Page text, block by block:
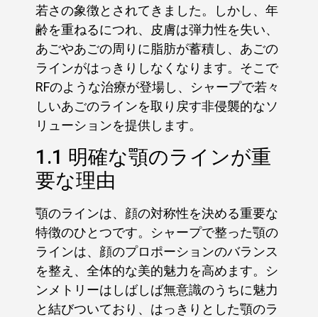
若さの象徴とされてきました。しかし、年
齢を重ねるにつれ、皮膚は弾力性を失い、
あごやあごの周りに脂肪が蓄積し、あごの
ラインがはっきりしなくなります。そこで
RFのような治療が登場し、シャープで若々
しいあごのラインを取り戻す非侵襲的なソ
リューションを提供します。
1.1 明確な顎のラインが重
要な理由
顎のラインは、顔の対称性を決める重要な
特徴のひとつです。シャープで整った顎の
ラインは、顔のプロポーションのバランス
を整え、全体的な美的魅力を高めます。シ
ンメトリーはしばしば無意識のうちに魅力
と結びついており、はっきりとした顎のラ